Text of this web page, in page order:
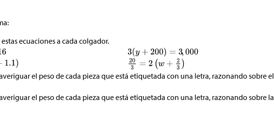
ecuaciones a cada colgador.
el peso de cada pieza que está etiquetada con una letra, razonando sobre el
el peso de cada pieza que está etiquetada con una letra, razonando sobre la